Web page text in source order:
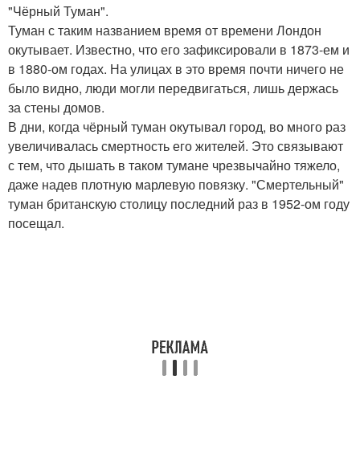
"Чёрный Туман".
Туман с таким названием время от времени Лондон
окутывает. Известно, что его зафиксировали в 1873-ем и
в 1880-ом годах. На улицах в это время почти ничего не
было видно, люди могли передвигаться, лишь держась
за стены домов.
В дни, когда чёрный туман окутывал город, во много раз
увеличивалась смертность его жителей. Это связывают
с тем, что дышать в таком тумане чрезвычайно тяжело,
даже надев плотную марлевую повязку. "Смертельный"
туман британскую столицу последний раз в 1952-ом году
посещал.